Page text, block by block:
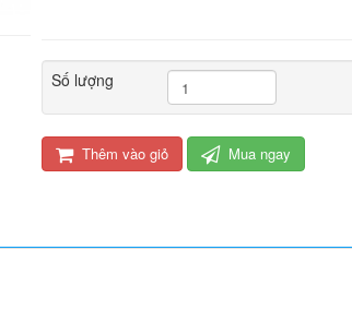
Số lượng
Thêm vào giỏ Mua ngay